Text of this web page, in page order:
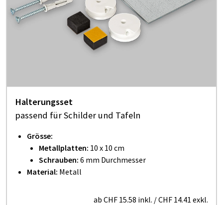
Halterungsset
passend für Schilder und Tafeln
Grösse:
Metallplatten: 10 x 10 cm
Schrauben: 6 mm Durchmesser
Material: Metall
ab CHF 15.58 inkl. /CHF 14.41 exkl.